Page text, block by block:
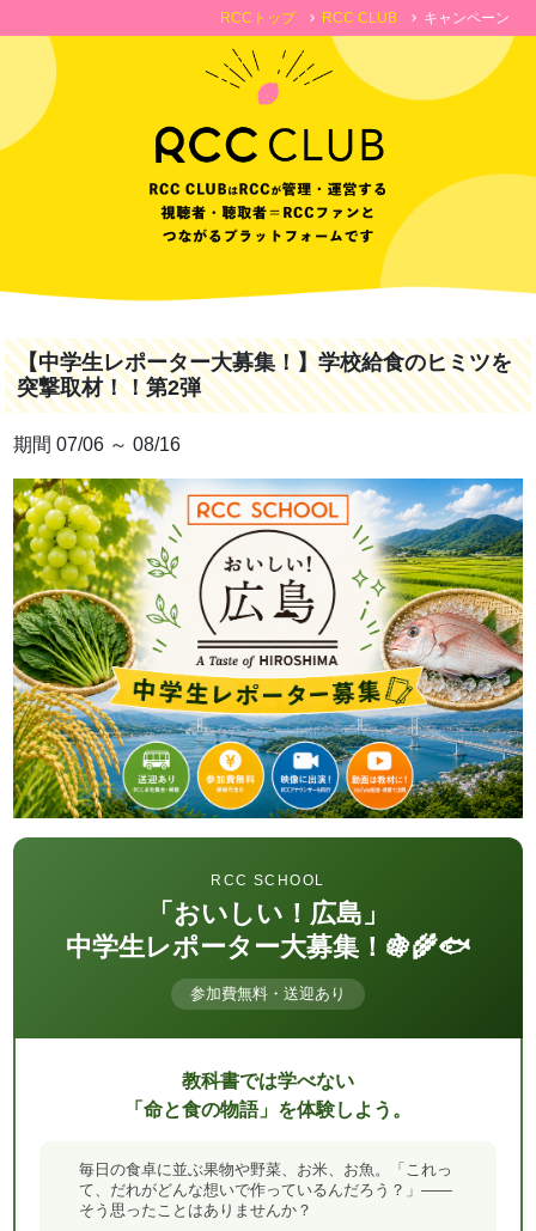
RCCトップ chevron_right RCC CLUB chevron_right キャンペーン
【中学生レポーター大募集！】学校給食のヒミツを
突撃取材！！第2弾
期間 07/06 ～ 08/16
RCC SCHOOL
「おいしい！広島」
中学生レポーター大募集！🍇🌾🐟
参加費無料・送迎あり
教科書では学べない
「命と食の物語」を体験しよう。
毎日の食卓に並ぶ果物や野菜、お米、お魚。「これっ
て、だれがどんな想いで作っているんだろう？」——
そう思ったことはありませんか？